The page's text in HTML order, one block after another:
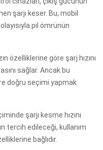
şarjı keser. Bu, mobil
pil ömrünün
özelliklerine göre şarj hızını
sağlar. Ancak bu
doğru seçimi yapmak
şarjı kesme hızını
tercih edileceği, kullanım
bağlıdır.